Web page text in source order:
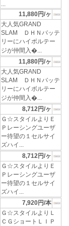
...
11,880円/ヶ
大人気GRAND
SLAM ＤＨＮバッテ
リーにハイボルテー
ジが仲間入�...
11,880円/ヶ
大人気GRAND
SLAM ＤＨＮバッテ
リーにハイボルテー
ジが仲間入�...
8,712円/ヶ
Ｇ☆スタイルよりＥ
Ｐレーシングユーザ
ー待望の１セルサイ
ズハイ...
8,712円/ヶ
Ｇ☆スタイルよりＥ
Ｐレーシングユーザ
ー待望の１セルサイ
ズハイ...
7,920円/本
Ｇ☆スタイルよりＬ
ＣＧショートＬＩＰ